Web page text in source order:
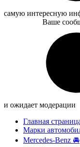
самую интересную
Ваше
и ожидает модерации
Главная
Марки
Mercedes-Benz 🚘